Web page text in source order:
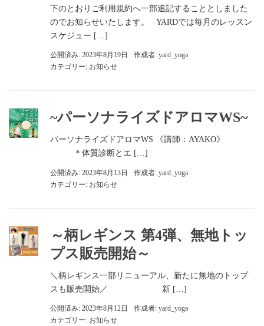
下のとおりご利用規約へ一部追記することとしました
のでお知らせいたします。 YARDでは毎月のレッスン
スケジュー […]
公開済み: 2023年8月19日 作成者: yard_yoga
カテゴリー: お知らせ
~パーソナライズドアロマWS~
パーソナライズドアロマWS 《講師：AYAKO》
＊体質診断とエ […]
公開済み: 2023年8月13日 作成者: yard_yoga
カテゴリー: お知らせ
～柄レギンス 第4弾、無地トッ
プス販売開始～
＼柄レギンス一部リニューアル、新たに無地のトップ
スも販売開始／ 新 […]
公開済み: 2023年8月12日 作成者: yard_yoga
カテゴリー: お知らせ